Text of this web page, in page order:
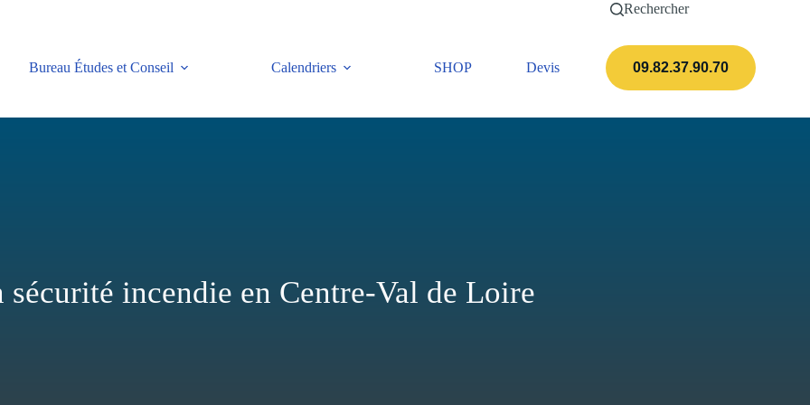
Rechercher
Bureau Études et Conseil Calendriers SHOP Devis Actualités
09.82.37.90.70
sécurité incendie en Centre-Val de Loire